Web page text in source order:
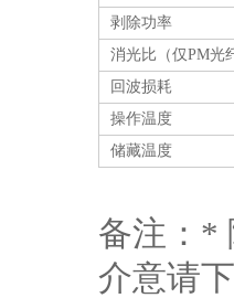
剥除功率
消光比（仅PM光
回波损耗
操作温度
储藏温度
备注：*
介意请